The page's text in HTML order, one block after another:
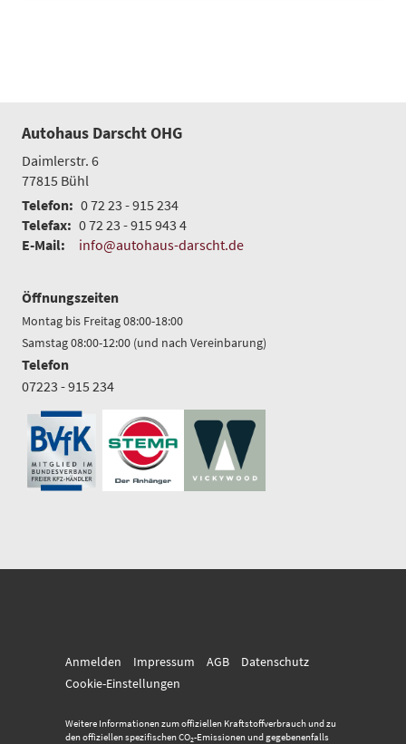
Autohaus Darscht OHG
Daimlerstr. 6
77815 Bühl
Telefon: 0 72 23 - 915 234
Telefax: 0 72 23 - 915 943 4
E-Mail:
info@autohaus-darscht.de
Öffnungszeiten
Montag bis Freitag 08:00-18:00
Samstag 08:00-12:00 (und nach Vereinbarung)
Telefon
07223 - 915 234
Anmelden Impressum AGB
Datenschutz
Cookie-Einstellungen
Weitere Informationen zum offiziellen Kraftstoffverbrauch und zu
den offiziellen spezifischen CO2-Emissionen und gegebenenfalls